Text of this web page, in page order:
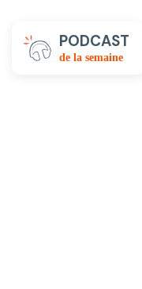
PODCAST
de la semaine